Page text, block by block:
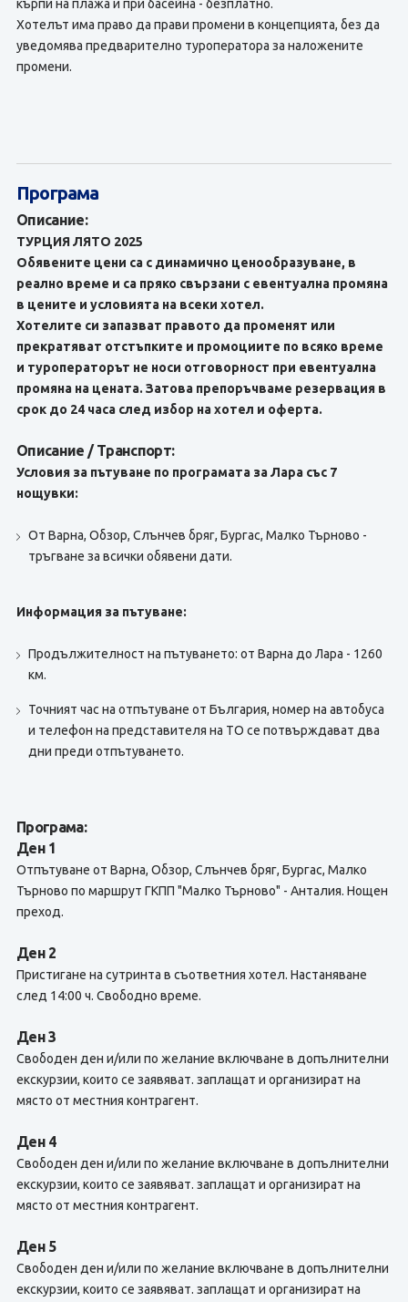
кърпи на плажа и при басейна - безплатно.
Хотелът има право да прави промени в концепцията, без да
уведомява предварително туроператора за наложените
промени.
Програма
Описание:
ТУРЦИЯ ЛЯТО 2025
Обявените цени са с динамично ценообразуване, в
реално време и са пряко свързани с евентуална промяна
в цените и условията на всеки хотел.
Хотелите си запазват правото да променят или
прекратяват отстъпките и промоциите по всяко време
и туроператорът не носи отговорност при евентуална
промяна на цената. Затова препоръчваме резервация в
срок до 24 часа след избор на хотел и оферта.
Описание / Транспорт:
Условия за пътуване по програмата за Лара със 7
нощувки:
От Варна, Обзор, Слънчев бряг, Бургас, Малко Търново -
тръгване за всички обявени дати.
Информация за пътуване:
Продължителност на пътуването: от Варна до Лара - 1260
км.
Точният час на отпътуване от България, номер на автобуса
и телефон на представителя на TО се потвърждават два
дни преди отпътуването.
Програма:
Ден 1
Отпътуване от Варна, Обзор, Слънчев бряг, Бургас, Малко
Търново по маршрут ГКПП "Малко Търново" - Анталия. Нощен
преход.
Ден 2
Пристигане на сутринта в съответния хотел. Настаняване
след 14:00 ч. Свободно време.
Ден 3
Свободен ден и/или по желание включване в допълнителни
екскурзии, които се заявяват. заплащат и организират на
място от местния контрагент.
Ден 4
Свободен ден и/или по желание включване в допълнителни
екскурзии, които се заявяват. заплащат и организират на
място от местния контрагент.
Ден 5
Свободен ден и/или по желание включване в допълнителни
екскурзии, които се заявяват. заплащат и организират на